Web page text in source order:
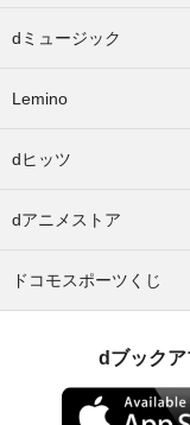
dミュージック
Lemino
dヒッツ
dアニメストア
ドコモスポーツくじ
dブックア